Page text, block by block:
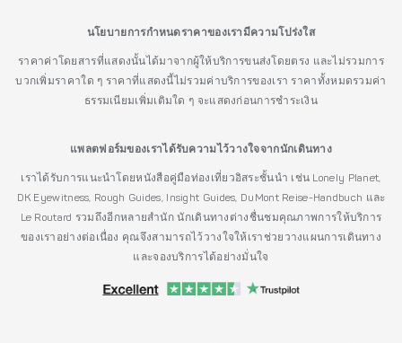
นโยบายการกำหนดราคาของเรามีความโปร่งใส
ราคาค่าโดยสารที่แสดงนั้นได้มาจากผู้ให้บริการขนส่งโดยตรง และไม่รวมการ
บวกเพิ่มราคาใด ๆ ราคาที่แสดงนี้ไม่รวมค่าบริการของเรา ราคาทั้งหมดรวมค่า
ธรรมเนียมเพิ่มเติมใด ๆ จะแสดงก่อนการชำระเงิน
แพลตฟอร์มของเราได้รับความไว้วางใจจากนักเดินทาง
เราได้รับการแนะนำโดยหนังสือคู่มือท่องเที่ยวอิสระชั้นนำ เช่น Lonely Planet,
DK Eyewitness, Rough Guides, Insight Guides, DuMont Reise-Handbuch และ
Le Routard รวมถึงอีกหลายสำนัก นักเดินทางต่างชื่นชมคุณภาพการให้บริการ
ของเราอย่างต่อเนื่อง คุณจึงสามารถไว้วางใจให้เราช่วยวางแผนการเดินทาง
และจองบริการได้อย่างมั่นใจ